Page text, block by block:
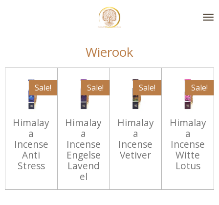
Wierook
Sale!
Himalay
a
Incense
Anti
Stress
Sale!
Himalay
a
Incense
Engelse
Lavend
el
Sale!
Himalay
a
Incense
Vetiver
Sale!
Himalay
a
Incense
Witte
Lotus